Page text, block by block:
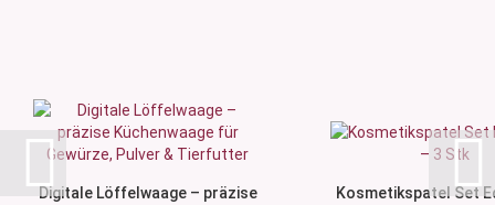
Digitale Löffelwaage – präzise
Kosmetikspatel Set